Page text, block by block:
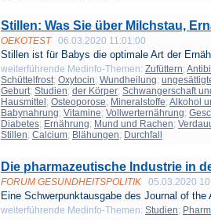
Stillen: Was Sie über Milchstau,
OEKOTEST 06.03.2020 11:01:00
Stillen ist für Babys die optimale Art der
weiterführende Medinfo-Themen: Zufüttern;
Schüttelfrost; Oxytocin; Wundheilung;
Geburt; Studien; der Körper; Schwangerschaft
Hausmittel ; Osteoporose; Mineralstoffe; Alkohol
Babynahrung; Vitamine; Vollwerternährung;
Diabetes; Ernährung; Mund und Rachen;
Stillen; Calcium; Blähungen; Durchfall
Die pharmazeutische Industrie in
FORUM GESUNDHEITSPOLITIK 05.03.2020
Eine Schwerpunktausgabe des Journal of the
weiterführende Medinfo-Themen: Studien;